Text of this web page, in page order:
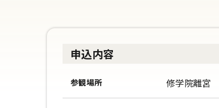
申込内容
参観場所 修学院離宮